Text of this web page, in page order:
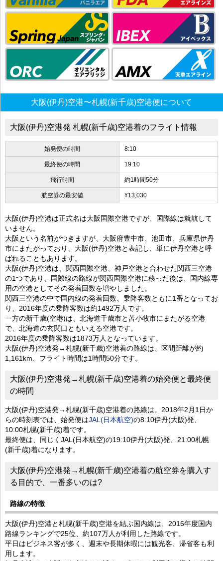
大阪(伊丹)空港〜札幌(新千歳)空港便について
大阪(伊丹)空港発 札幌(新千歳)空港着のフライト情報
始発便の時間 8:10
最終便の時間 19:10
飛行時間 約1時間50分
航空券の最安値 ¥13,030
大阪(伊丹)空港は正式名は大阪国際空港ですが、国際線は就航して
いません。
大阪という名前がつきますが、大阪府豊中市、池田市、兵庫県伊丹
市にまたがっており、大阪(伊丹)空港と表記し、単に伊丹空港と呼
ばれることもあります。
大阪(伊丹)空港は、関西国際空港、神戸空港と合わせた関西三空港
の1つであり、国際線の路線が関西国際空港に移った後は、国内線専
用の空港としてその発着回数を増やしました。
関西三空港の中で国内線の発着回数、乗降客数ともに1番となってお
り、2016年度の乗降客数は約1492万人です。
一方の新千歳(空港)は、北海道千歳市と苫小牧市にまたがる空港
で、北海道の玄関口ともいえる空港です。
2016年度の乗降客数は1873万人となっています。
大阪(伊丹)空港発→札幌(新千歳)空港着の路線は、区間距離が約
1,161km、フライト時間は1時間50分です。
大阪(伊丹)空港発→札幌(新千歳)空港着の始発便と最終便
の時間
大阪(伊丹)空港発→札幌(新千歳)空港着の路線は、2018年2月1日か
らの時刻表では、始発便はJAL(日本航空)の8:10伊丹(大阪)発、
10:00札幌(新千歳)着です。
最終便は、同じくJAL(日本航空)の19:10伊丹(大阪)発、21:00札幌
(新千歳)着になります。
大阪(伊丹)空港発→札幌(新千歳)空港着の航空券を購入す
る目的で、一番多いのは?
路線の特徴
大阪(伊丹)空港と札幌(新千歳)空港を結ぶ国内線は、2016年度国内
路線ランキングで25位、約107万人が利用した路線です。
平日はビジネス客が多く、週末や長期休暇には観光客、帰省客も利
用します。